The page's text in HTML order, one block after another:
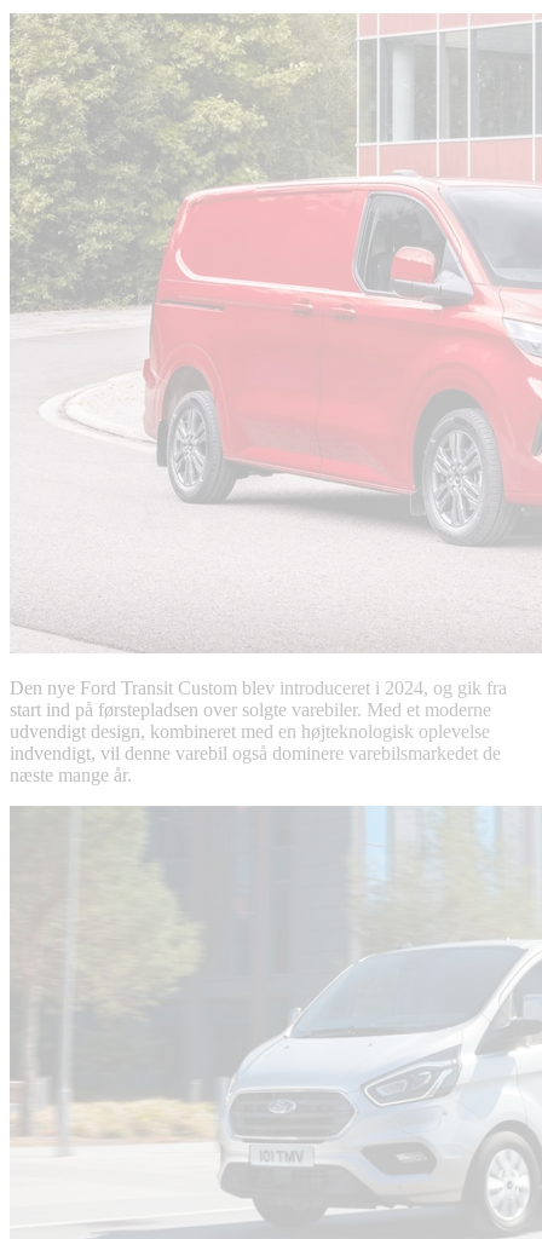
Den nye Ford Transit Custom blev introduceret i 2024, og gik fra
start ind på førstepladsen over solgte varebiler. Med et moderne
udvendigt design, kombineret med en højteknologisk oplevelse
indvendigt, vil denne varebil også dominere varebilsmarkedet de
næste mange år.